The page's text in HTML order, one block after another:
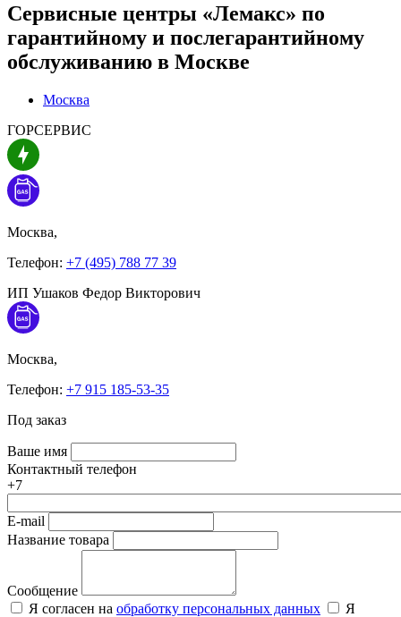
Сервисные центры «Лемакс» по
гарантийному и послегарантийному
обслуживанию в Москве
Москва
ГОРСЕРВИС
Москва,
Телефон: +7 (495) 788 77 39
ИП Ушаков Федор Викторович
Москва,
Телефон: +7 915 185-53-35
Под заказ
Ваше имя
Контактный телефон
+7
E-mail
Название товара
Сообщение
Я согласен на обработку персональных данных
Я